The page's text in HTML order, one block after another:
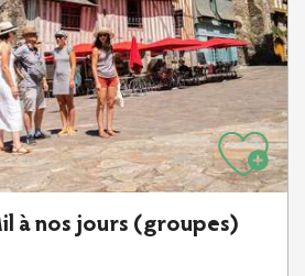
à nos jours (groupes)